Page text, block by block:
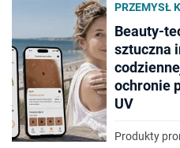
PRZEMYSŁ
Beauty-
sztuczna
ochronie
UV
Produkty